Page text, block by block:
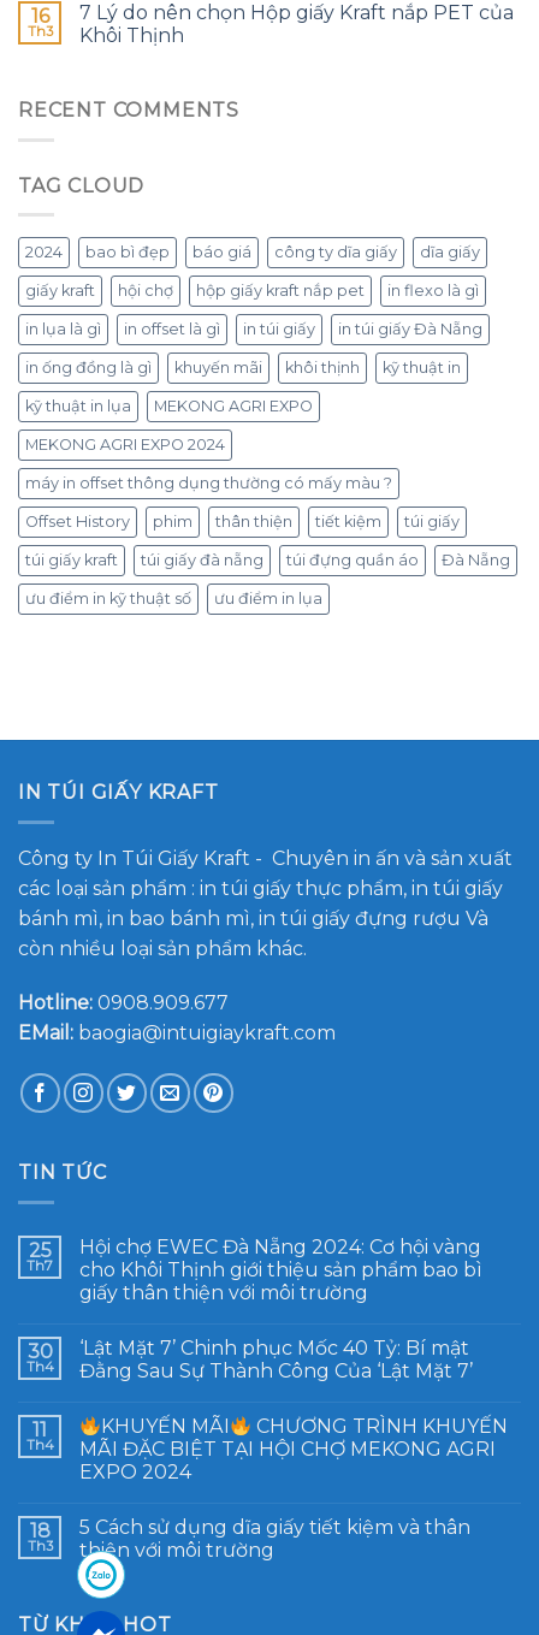
16
Th3
7 Lý do nên chọn Hộp giấy Kraft nắp PET của
Khôi Thịnh
RECENT COMMENTS
TAG CLOUD
2024 bao bì đẹp báo giá công ty dĩa giấy dĩa giấy
giấy kraft hội chợ hộp giấy kraft nắp pet in flexo là gì
in lụa là gì in offset là gì in túi giấy in túi giấy Đà Nẵng
in ống đồng là gì khuyến mãi khôi thịnh kỹ thuật in
kỹ thuật in lụa MEKONG AGRI EXPO
MEKONG AGRI EXPO 2024
máy in offset thông dụng thường có mấy màu ?
Offset History phim thân thiện tiết kiệm túi giấy
túi giấy kraft túi giấy đà nẵng túi đựng quần áo Đà Nẵng
ưu điểm in kỹ thuật số ưu điểm in lụa
IN TÚI GIẤY KRAFT
Công ty In Túi Giấy Kraft - Chuyên in ấn và sản xuất
các loại sản phẩm : in túi giấy thực phẩm, in túi giấy
bánh mì, in bao bánh mì, in túi giấy đựng rượu Và
còn nhiều loại sản phẩm khác.
Hotline: 0908.909.677
EMail: baogia@intuigiaykraft.com
TIN TỨC
25
Th7
Hội chợ EWEC Đà Nẵng 2024: Cơ hội vàng
cho Khôi Thịnh giới thiệu sản phẩm bao bì
giấy thân thiện với môi trường
30
Th4
‘Lật Mặt 7’ Chinh phục Mốc 40 Tỷ: Bí mật
Đằng Sau Sự Thành Công Của ‘Lật Mặt 7’
11
Th4
KHUYẾN MÃI
CHƯƠNG TRÌNH KHUYẾN
MÃI ĐẶC BIỆT TẠI HỘI CHỢ MEKONG AGRI
EXPO 2024
18
Th3
5 Cách sử dụng dĩa giấy tiết kiệm và thân
thiện với môi trường
TỪ KHÓA HOT